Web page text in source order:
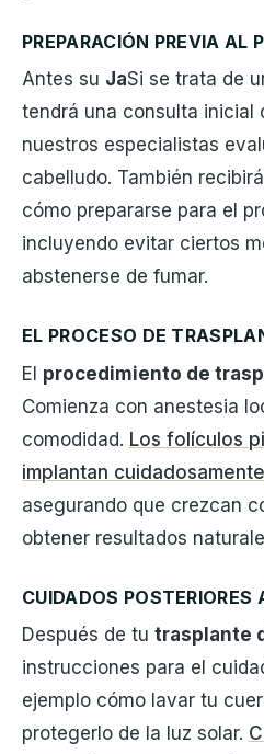
PREPARACIÓN PREVIA AL
Antes su JaSi se trata de
tendrá una consulta inicial
nuestros especialistas
cabelludo. También
cómo prepararse para el
incluyendo evitar ciertos
abstenerse de fumar.
EL PROCESO DE
El procedimiento de
Comienza con anestesia
comodidad. Los folículos
implantan
asegurando que crezcan
obtener resultados
CUIDADOS POSTERIORES
Después de tu trasplante
instrucciones para el
ejemplo cómo lavar tu
protegerlo de la luz solar.